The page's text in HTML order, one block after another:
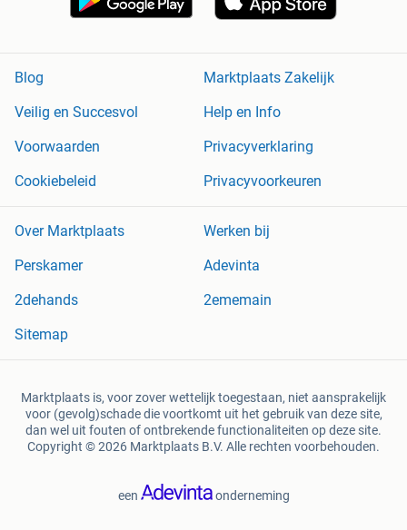
Blog
Marktplaats Zakelijk
Veilig en Succesvol
Help en Info
Voorwaarden
Privacyverklaring
Cookiebeleid
Privacyvoorkeuren
Over Marktplaats
Werken bij
Perskamer
Adevinta
2dehands
2ememain
Sitemap
Marktplaats is, voor zover wettelijk toegestaan, niet aansprakelijk
voor (gevolg)schade die voortkomt uit het gebruik van deze site,
dan wel uit fouten of ontbrekende functionaliteiten op deze site.
Copyright © 2026 Marktplaats B.V. Alle rechten voorbehouden.
een onderneming